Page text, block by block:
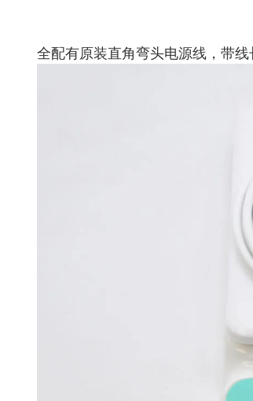
全配有原装直角弯头电源线，带线